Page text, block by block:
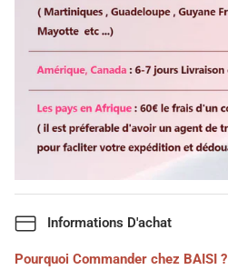
Informations D'achat
Pourquoi Commander chez BAISI ?